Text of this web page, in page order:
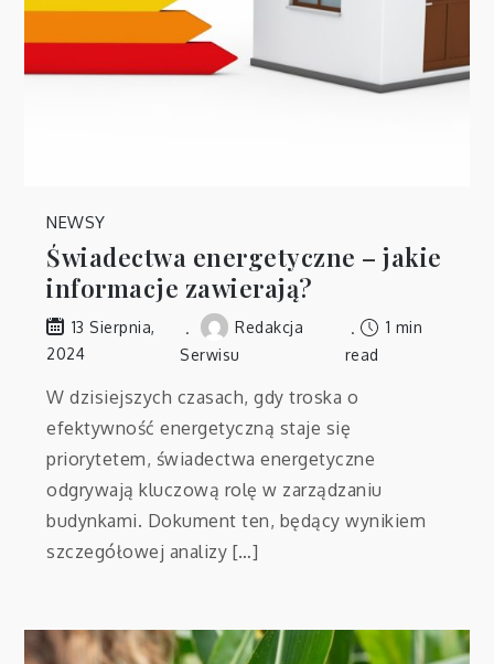
NEWSY
Świadectwa energetyczne – jakie
informacje zawierają?
13 Sierpnia,
2024
Redakcja
Serwisu
1 min
read
W dzisiejszych czasach, gdy troska o
efektywność energetyczną staje się
priorytetem, świadectwa energetyczne
odgrywają kluczową rolę w zarządzaniu
budynkami. Dokument ten, będący wynikiem
szczegółowej analizy […]